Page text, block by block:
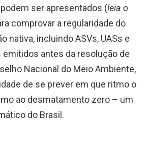
ser apresentados (leia o
comprovar a regularidade do
nativa, incluindo ASVs, UASs e
antes da resolução de
Nacional do Meio Ambiente,
de se prever em que ritmo o
ao desmatamento zero – um
do Brasil.